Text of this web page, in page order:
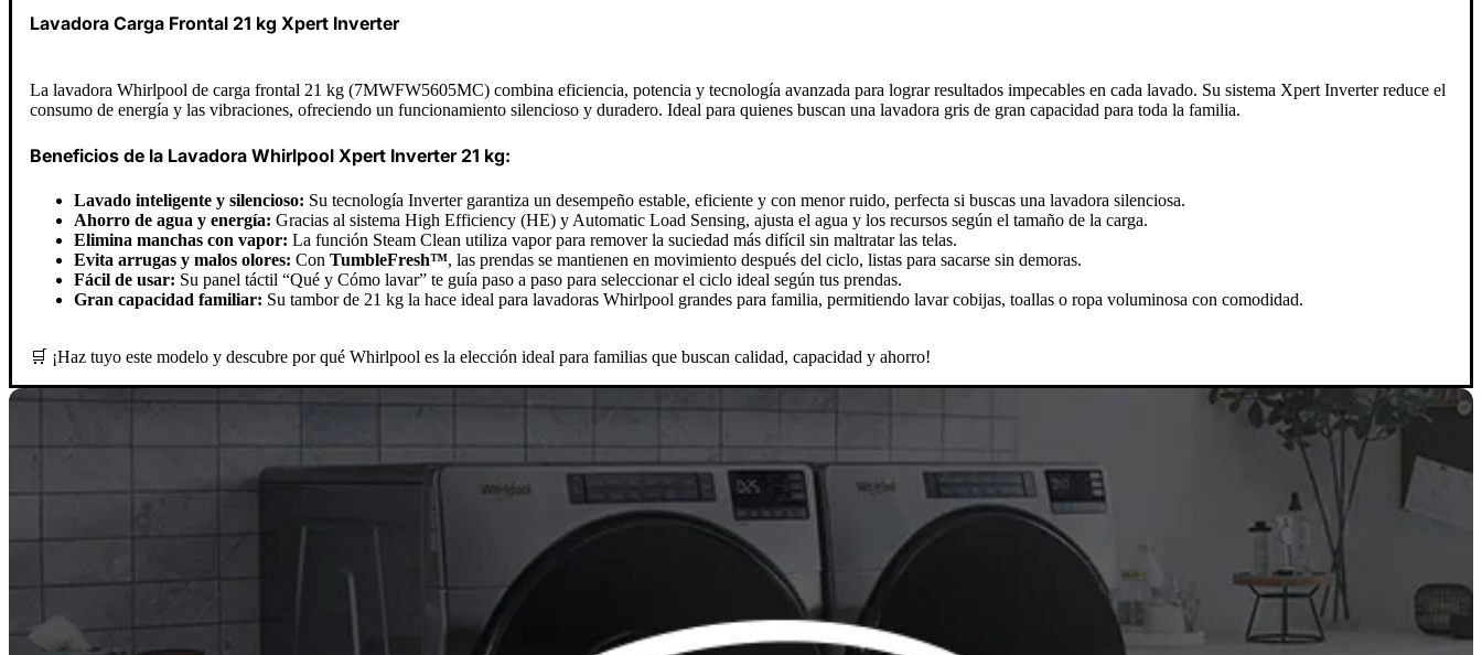
Lavadora Carga Frontal 21 kg Xpert Inverter
La lavadora Whirlpool de carga frontal 21 kg (7MWFW5605MC) combina eficiencia, potencia y tecnología avanzada para lograr resultados impecables en cada lavado. Su sistema Xpert Inverter reduce el
consumo de energía y las vibraciones, ofreciendo un funcionamiento silencioso y duradero. Ideal para quienes buscan una lavadora gris de gran capacidad para toda la familia.
Beneficios de la Lavadora Whirlpool Xpert Inverter 21 kg:
Lavado inteligente y silencioso: Su tecnología Inverter garantiza un desempeño estable, eficiente y con menor ruido, perfecta si buscas una lavadora silenciosa.
Ahorro de agua y energía: Gracias al sistema High Efficiency (HE) y Automatic Load Sensing, ajusta el agua y los recursos según el tamaño de la carga.
Elimina manchas con vapor: La función Steam Clean utiliza vapor para remover la suciedad más difícil sin maltratar las telas.
Evita arrugas y malos olores: Con TumbleFresh™, las prendas se mantienen en movimiento después del ciclo, listas para sacarse sin demoras.
Fácil de usar: Su panel táctil “Qué y Cómo lavar” te guía paso a paso para seleccionar el ciclo ideal según tus prendas.
Gran capacidad familiar: Su tambor de 21 kg la hace ideal para lavadoras Whirlpool grandes para familia, permitiendo lavar cobijas, toallas o ropa voluminosa con comodidad.
🛒 ¡Haz tuyo este modelo y descubre por qué Whirlpool es la elección ideal para familias que buscan calidad, capacidad y ahorro!